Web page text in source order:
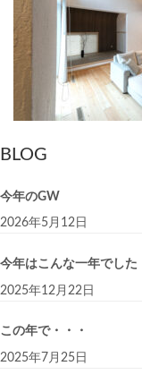
BLOG
今年のGW
2026年5月12日
今年はこんな一年でした
2025年12月22日
この年で・・・
2025年7月25日